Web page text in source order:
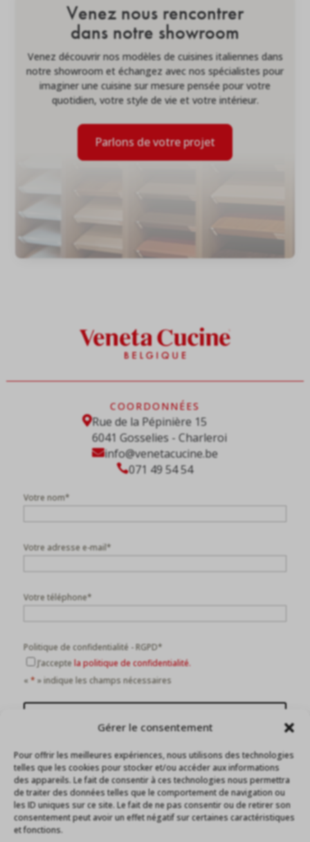
Gérer le consentement
Pour offrir les meilleures expériences, nous utilisons des technologies
telles que les cookies pour stocker et/ou accéder aux informations
des appareils. Le fait de consentir à ces technologies nous permettra
de traiter des données telles que le comportement de navigation ou
les ID uniques sur ce site. Le fait de ne pas consentir ou de retirer son
consentement peut avoir un effet négatif sur certaines caractéristiques
et fonctions.
Venez nous rencontrer
dans notre showroom
Venez découvrir nos modèles de cuisines italiennes dans
notre showroom et échangez avec nos spécialistes pour
imaginer une cuisine sur mesure pensée pour votre
quotidien, votre style de vie et votre intérieur.
Parlons de votre projet
COORDONNÉES
Rue de la Pépinière 15
6041 Gosselies - Charleroi
info@venetacucine.be
071 49 54 54
« *» indique les champs nécessaires
Votre nom*
Votre adresse e-mail*
Votre téléphone*
Politique de confidentialité - RGPD*
J’acceptela politique de confidentialité.
Recevoir le catalogue
Mentions légales
Politique de confidentialité